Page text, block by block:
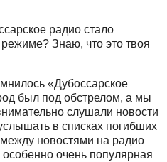
радио стало
режиме? Знаю, что это твоя
«Дубоссарское
был под обстрелом, а мы
слушали новости
в списках погибших
новостями на радио
очень популярная